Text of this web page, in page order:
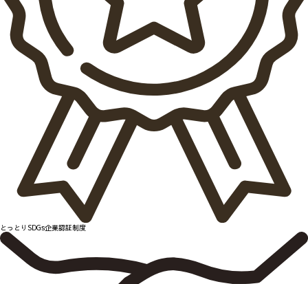
とっとりSDGs企業認証制度